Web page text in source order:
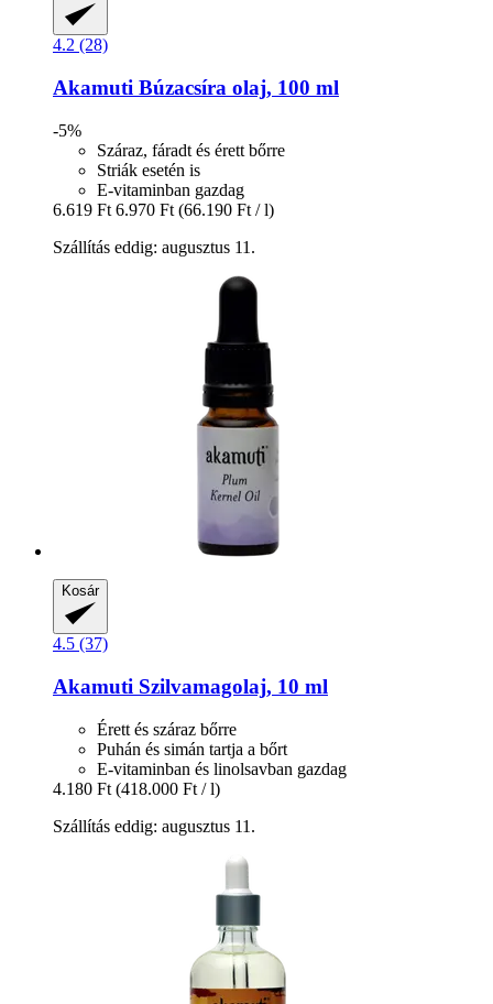
4.2 (28)
Akamuti Búzacsíra olaj, 100 ml
-5%
Száraz, fáradt és érett bőrre
Striák esetén is
E-vitaminban gazdag
6.619 Ft 6.970 Ft (66.190 Ft / l)
Szállítás eddig: augusztus 11.
Kosár
4.5 (37)
Akamuti Szilvamagolaj, 10 ml
Érett és száraz bőrre
Puhán és simán tartja a bőrt
E-vitaminban és linolsavban gazdag
4.180 Ft (418.000 Ft / l)
Szállítás eddig: augusztus 11.